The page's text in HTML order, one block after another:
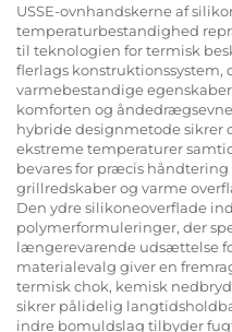
USSE-ovnhandskerne af
temperaturbestandighed
til teknologien for termisk
flerlags konstruktionssystem,
varmebestandige
komforten og
hybride designmetode sikrer
ekstreme temperaturer
bevares for præcis
grillredskaber og varme
Den ydre silikoneoverflade
polymerformuleringer, der
længerevarende udsættelse
materialevalg giver en
termisk chok, kemisk
sikrer pålidelig
indre bomuldslag tilbyder